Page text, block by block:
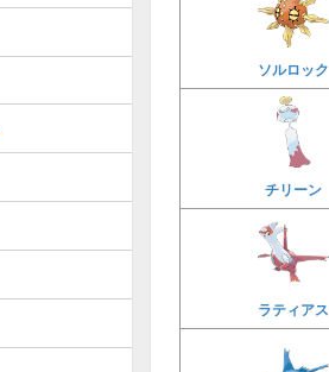
ソルロック
チリーン
ラティアス